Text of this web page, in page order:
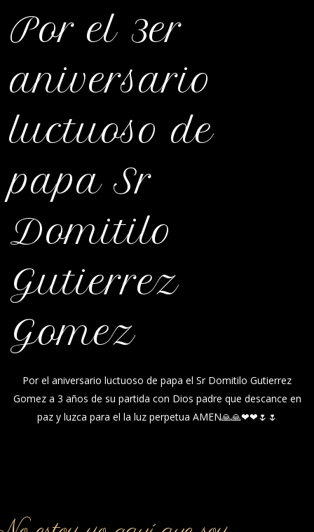
Por el 3er
aniversario
luctuoso de
papa Sr
Domitilo
Gutierrez
Gomez
Por el aniversario luctuoso de papa el Sr Domitilo Gutierrez
Gomez a 3 años de su partida con Dios padre que descance en
paz y luzca para el la luz perpetua AMEN🙏🙏❤❤🌷🌷